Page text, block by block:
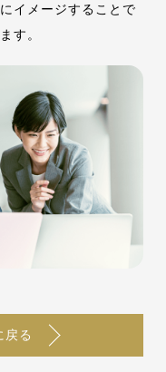
イメージすることで
す。
戻る